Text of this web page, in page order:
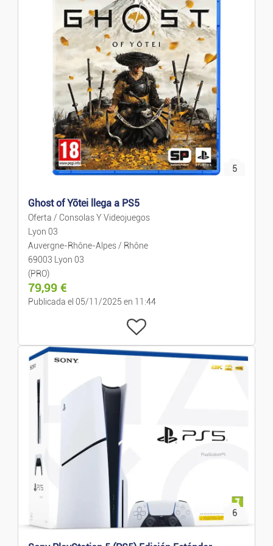
Alquiler De Vacaciones
Alquiler De Casas/pisos
Venta De Casas/piso
Terrenos/Parcelas
Compartidos
Locales Y Oficinas
Negocios Y Traspasos
Trabajo
Servicios
Clases/Cursos
Confección Y Complementos
Bebés Y Niños
Precio descendente
5
Ghost of Yōtei llega a PS5
Oferta / Consolas Y Videojuegos
Lyon 03
Auvergne-Rhône-Alpes / Rhône
69003 Lyon 03
(PRO)
79,99 €
Publicada el 05/11/2025 en 11:44
6